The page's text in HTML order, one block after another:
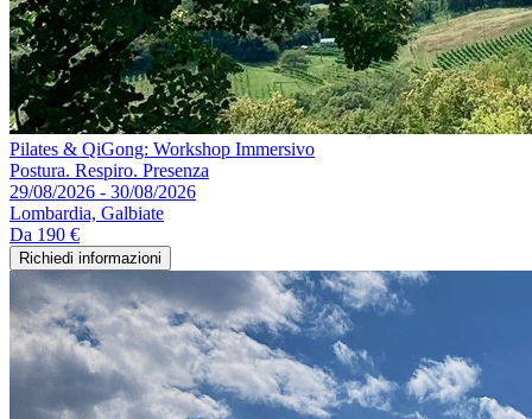
Pilates & QiGong: Workshop Immersivo
Postura. Respiro. Presenza
29/08/2026 - 30/08/2026
Lombardia, Galbiate
Da 190 €
Richiedi informazioni